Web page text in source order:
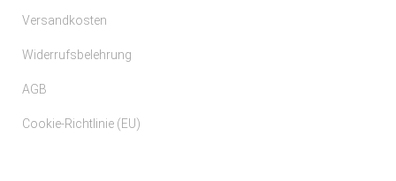
Versandkosten
Widerrufsbelehrung
AGB
Cookie-Richtlinie (EU)